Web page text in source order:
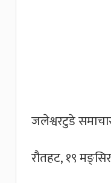
जलेश्वरटुडे
रौतहट, १९ मङ्सिर